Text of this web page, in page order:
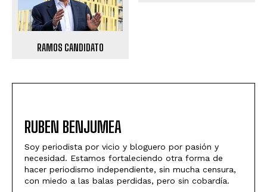
RAMOS CANDIDATO
RUBEN BENJUMEA
Soy periodista por vicio y bloguero por pasión y
necesidad. Estamos fortaleciendo otra forma de
hacer periodismo independiente, sin mucha censura,
con miedo a las balas perdidas, pero sin cobardía.